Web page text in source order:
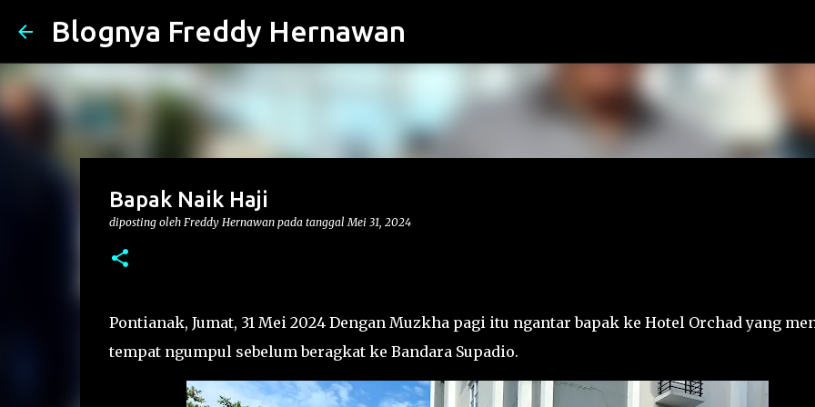
Blognya Freddy Hernawan
Bapak Naik Haji
diposting oleh Freddy Hernawan pada tanggalMei 31, 2024
Pontianak, Jumat, 31 Mei 2024 Dengan Muzkha pagi itu ngantar bapak ke Hotel Orchad yang
tempat ngumpul sebelum beragkat ke Bandara Supadio.